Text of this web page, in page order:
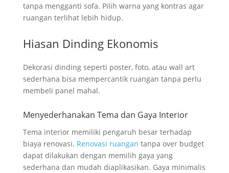
tanpa mengganti sofa. Pilih warna yang kontras agar
ruangan terlihat lebih hidup.
Hiasan Dinding Ekonomis
Dekorasi dinding seperti poster, foto, atau wall art
sederhana bisa mempercantik ruangan tanpa perlu
membeli panel mahal.
Menyederhanakan Tema dan Gaya Interior
Tema interior memiliki pengaruh besar terhadap
biaya renovasi. Renovasi ruangan tanpa over budget
dapat dilakukan dengan memilih gaya yang
sederhana dan mudah diaplikasikan. Gaya minimalis